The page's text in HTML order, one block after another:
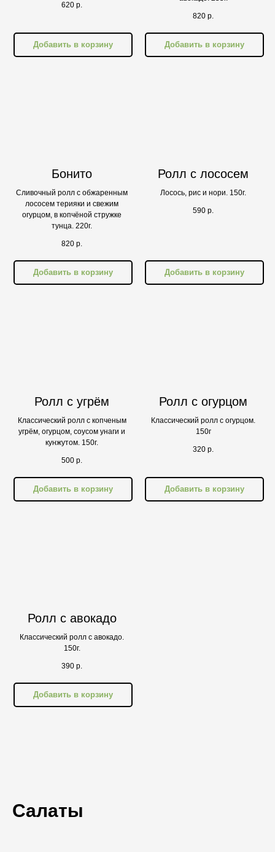
620 р.
Добавить в корзину
820 р.
Добавить в корзину
Бонито
Сливочный ролл с обжаренным
лососем терияки и свежим
огурцом, в копчёной стружке
тунца. 220г.
820 р.
Добавить в корзину
Ролл с лососем
Лосось, рис и нори. 150г.
590 р.
Добавить в корзину
Ролл с угрём
Классический ролл с копченым
угрём, огурцом, соусом унаги и
кунжутом. 150г.
500 р.
Добавить в корзину
Ролл с огурцом
Классический ролл с огурцом.
150г
320 р.
Добавить в корзину
Ролл с авокадо
Классический ролл с авокадо.
150г.
390 р.
Добавить в корзину
Салаты